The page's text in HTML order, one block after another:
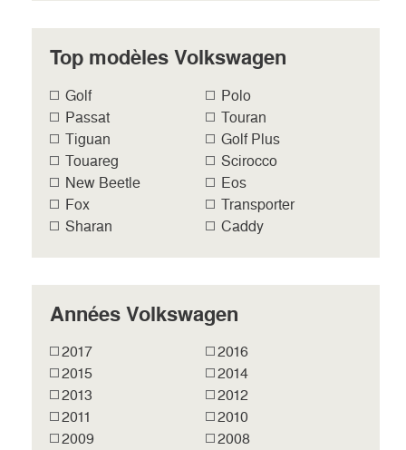
Top modèles Volkswagen
Golf
Polo
Passat
Touran
Tiguan
Golf Plus
Touareg
Scirocco
New Beetle
Eos
Fox
Transporter
Sharan
Caddy
Années Volkswagen
2017
2016
2015
2014
2013
2012
2011
2010
2009
2008